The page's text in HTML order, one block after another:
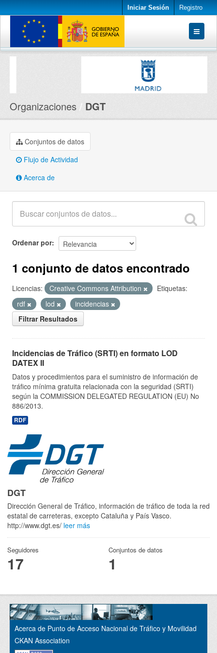
Iniciar Sesión Registro
Conjuntos de datos
Organizaciones DGT
Conjuntos de datos
Flujo de Actividad
Acerca de
Ordenar por
1 conjunto de datos encontrado
Licencias: Creative Commons Attribution
Etiquetas:
rdf
lod
incidencias
Filtrar Resultados
Incidencias de Tráfico (SRTI) en formato LOD
DATEX II
Datos y procedimientos para el suministro de información de
tráfico mínima gratuita relacionada con la seguridad (SRTI)
según la COMMISSION DELEGATED REGULATION (EU) No
886/2013.
RDF
DGT
Dirección General de Tráfico, información de tráfico de toda la red
estatal de carreteras, excepto Cataluña y País Vasco.
http://www.dgt.es/ leer más
Seguidores
17
Conjuntos de datos
1
Acerca de Punto de Acceso Nacional de Tráfico y Movilidad
CKAN Association